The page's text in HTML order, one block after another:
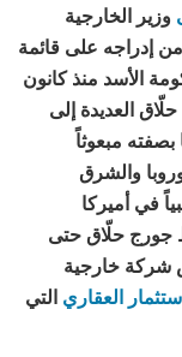
وزير الخارجية
إدراجه على قائمة
الأسد منذ كانون
حلّاق العديدة إلى
مبعوثاً
والشرق
في أميركا
جورج حلّاق حتى
شركة خارجية
العقاري التي